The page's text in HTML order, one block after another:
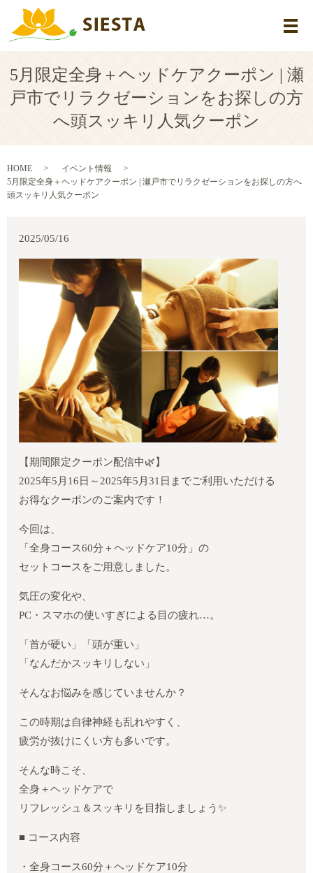
メ
5月限定全身＋ヘッドケアクーポン | 瀬
戸市でリラクゼーションをお探しの方
へ頭スッキリ人気クーポン
HOME
イベント情報
5月限定全身＋ヘッドケアクーポン | 瀬戸市でリラクゼーションをお探しの方へ
頭スッキリ人気クーポン
2025/05/16
【期間限定クーポン配信中🌿】
2025年5月16日～2025年5月31日までご利用いただける
お得なクーポンのご案内です！
今回は、
「全身コース60分＋ヘッドケア10分」の
セットコースをご用意しました。
気圧の変化や、
PC・スマホの使いすぎによる目の疲れ…。
「首が硬い」「頭が重い」
「なんだかスッキリしない」
そんなお悩みを感じていませんか？
この時期は自律神経も乱れやすく、
疲労が抜けにくい方も多いです。
そんな時こそ、
全身＋ヘッドケアで
リフレッシュ＆スッキリを目指しましょう✨
■ コース内容
・全身コース60分＋ヘッドケア10分